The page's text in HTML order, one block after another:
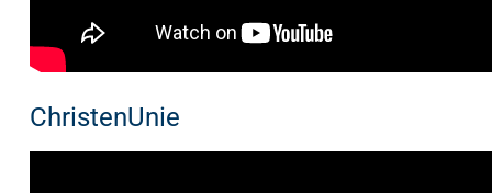
ChristenUnie